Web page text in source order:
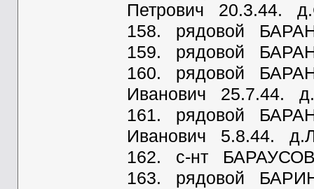
Петрович 20.3.44.
158. рядовой
159. рядовой
160. рядовой
Иванович 25.7.44.
161. рядовой
Иванович 5.8.44.
162. с-нт БАРАУСОВ
163. рядовой